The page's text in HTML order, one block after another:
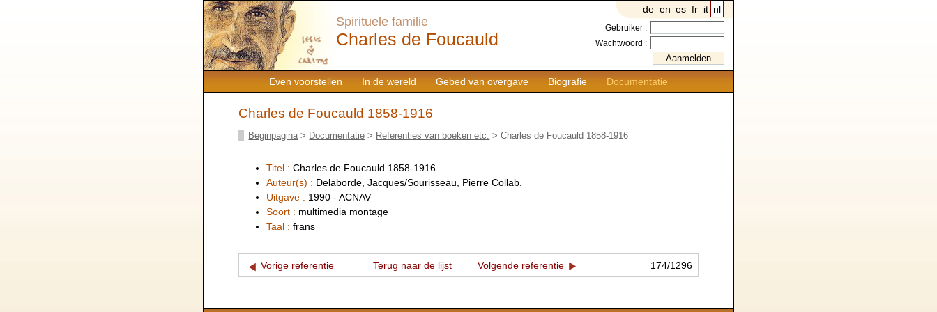
Even voorstellen In de wereld Gebed van overgave Biografie Documentatie
Spirituele familie
Charles de Foucauld
de en es fr it nl
Gebruiker :
Wachtwoord :
Charles de Foucauld 1858-1916
Beginpagina > Documentatie > Referenties van boeken etc. > Charles de Foucauld 1858-1916
Titel : Charles de Foucauld 1858-1916
Auteur(s) : Delaborde, Jacques/Sourisseau, Pierre Collab.
Uitgave : 1990 - ACNAV
Soort : multimedia montage
Taal : frans
Vorige referentie Terug naar de lijst Volgende referentie 174/1296